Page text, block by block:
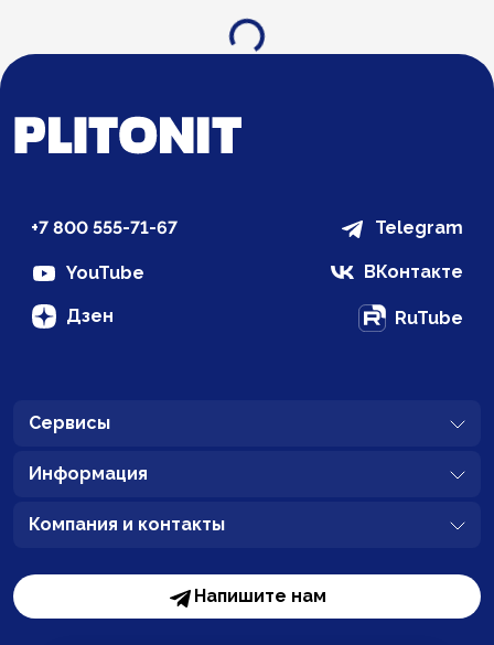
Загрузка...
+7 800 555-71-67 Telegram
YouTube ВКонтакте
Дзен RuTube
Сервисы
Информация
Компания и контакты
Напишите нам